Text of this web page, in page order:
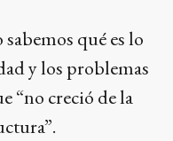
qué es lo
y los problemas
“no creció de la